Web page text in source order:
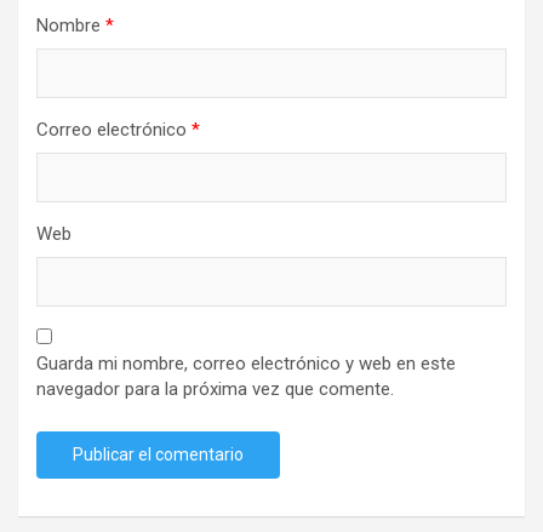
Nombre *
Correo electrónico *
Web
Guarda mi nombre, correo electrónico y web en este
navegador para la próxima vez que comente.